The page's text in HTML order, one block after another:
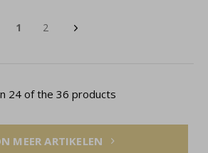
1 2
24 of the 36 products
MEER ARTIKELEN